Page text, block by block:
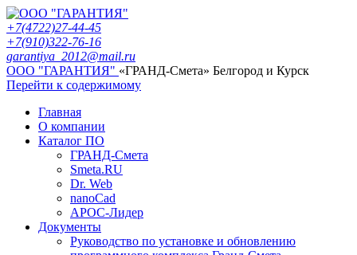
+7(4722)27-44-45
+7(910)322-76-16
garantiya_2012@mail.ru
ООО "ГАРАНТИЯ" «ГРАНД-Смета» Белгород и Курск
Перейти к содержимому
Главная
О компании
Каталог ПО
ГРАНД-Смета
Smeta.RU
Dr. Web
nanoCad
АРОС-Лидер
Документы
Руководство по установке и обновлению